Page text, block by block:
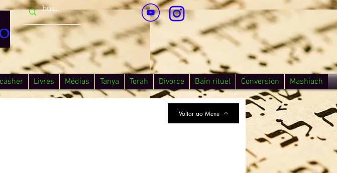
Livres Médias Tanya Torah Divorce Bain rituel Conversion Mashiach
Voltar ao Menu